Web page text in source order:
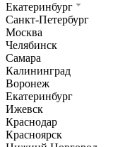
Екатеринбург
Санкт-Петербург
Москва
Челябинск
Самара
Калининград
Воронеж
Екатеринбург
Ижевск
Краснодар
Красноярск